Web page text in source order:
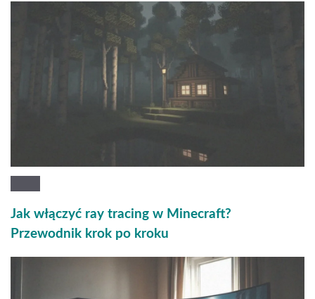
Jak włączyć ray tracing w Minecraft?
Przewodnik krok po kroku